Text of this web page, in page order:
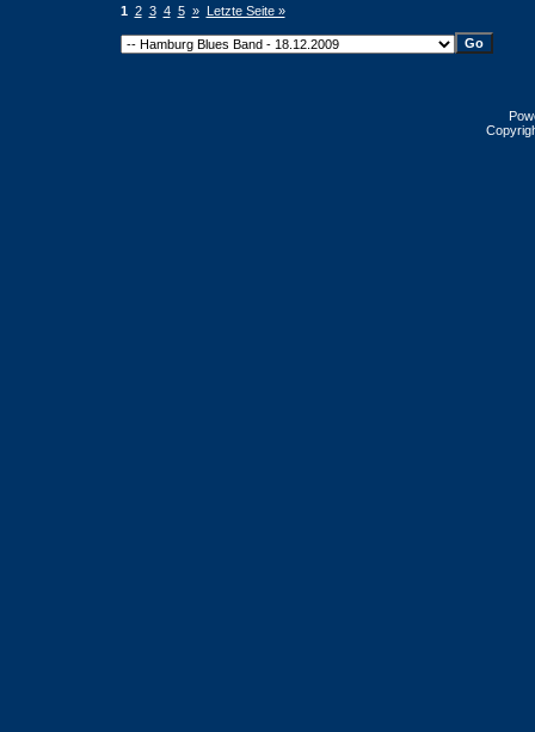
1 2 3 4 5 » Letzte Seite »